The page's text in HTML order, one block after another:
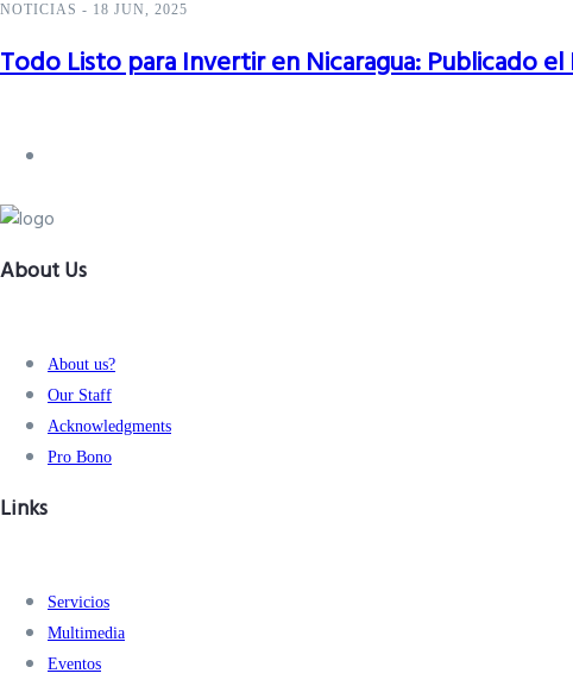
NOTICIAS - 18 JUN, 2025
Todo Listo para Invertir en Nicaragua: Publicado
About Us
About us?
Our Staff
Acknowledgments
Pro Bono
Links
Servicios
Multimedia
Eventos